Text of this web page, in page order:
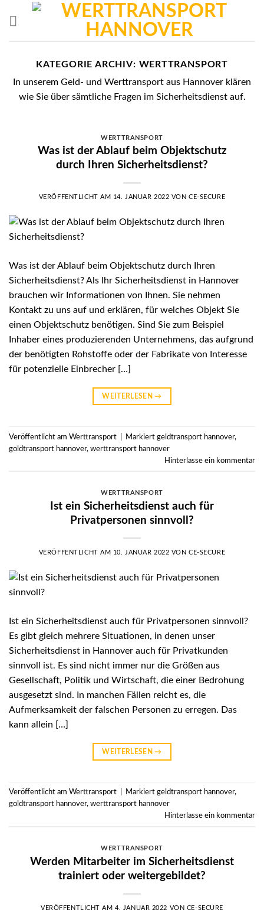
KATEGORIE ARCHIV: WERTTRANSPORT
In unserem Geld- und Werttransport aus Hannover klären
wie Sie über sämtliche Fragen im Sicherheitsdienst auf.
WERTTRANSPORT
Was ist der Ablauf beim Objektschutz
durch Ihren Sicherheitsdienst?
VERÖFFENTLICHT AM 14. JANUAR 2022 VONCE-SECURE
Was ist der Ablauf beim Objektschutz durch Ihren
Sicherheitsdienst? Als Ihr Sicherheitsdienst in Hannover
brauchen wir Informationen von Ihnen. Sie nehmen
Kontakt zu uns auf und erklären, für welches Objekt Sie
einen Objektschutz benötigen. Sind Sie zum Beispiel
Inhaber eines produzierenden Unternehmens, das aufgrund
der benötigten Rohstoffe oder der Fabrikate von Interesse
für potenzielle Einbrecher […]
WEITERLESEN→
Veröffentlicht am Werttransport Markiert geldtransport hannover,
goldtransport hannover, werttransport hannover
Hinterlasse ein kommentar
WERTTRANSPORT
Ist ein Sicherheitsdienst auch für
Privatpersonen sinnvoll?
VERÖFFENTLICHT AM 10. JANUAR 2022 VONCE-SECURE
Ist ein Sicherheitsdienst auch für Privatpersonen sinnvoll?
Es gibt gleich mehrere Situationen, in denen unser
Sicherheitsdienst in Hannover auch für Privatkunden
sinnvoll ist. Es sind nicht immer nur die Größen aus
Gesellschaft, Politik und Wirtschaft, die einer Bedrohung
ausgesetzt sind. In manchen Fällen reicht es, die
Aufmerksamkeit der falschen Personen zu erregen. Das
kann allein […]
WEITERLESEN→
Veröffentlicht am Werttransport Markiert geldtransport hannover,
goldtransport hannover, werttransport hannover
Hinterlasse ein kommentar
WERTTRANSPORT
Werden Mitarbeiter im Sicherheitsdienst
trainiert oder weitergebildet?
VERÖFFENTLICHT AM4. JANUAR 2022 VON CE-SECURE